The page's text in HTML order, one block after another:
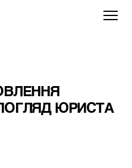
ЮРИСТА